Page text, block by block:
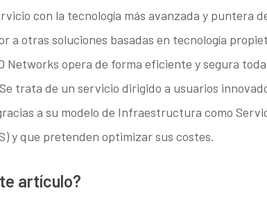
con la tecnología más avanzada y puntera
a otras soluciones basadas en tecnología
Networks opera de forma eficiente y segura
trata de un servicio dirigido a usuarios
a su modelo de Infraestructura como
y que pretenden optimizar sus costes.
artículo?